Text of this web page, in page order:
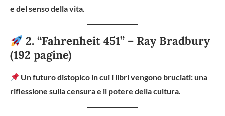
e del senso della vita.
2. “Fahrenheit 451” – Ray Bradbury
(192 pagine)
Un futuro distopico in cui i libri vengono bruciati: una
riflessione sulla censura e il potere della cultura.